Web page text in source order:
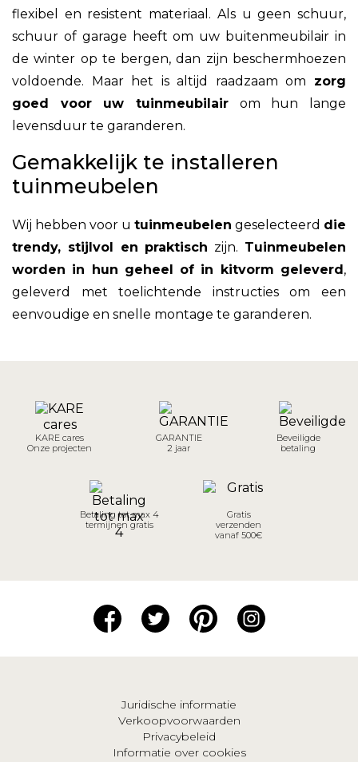
flexibel en resistent materiaal. Als u geen schuur,
schuur of garage heeft om uw buitenmeubilair in
de winter op te bergen, dan zijn beschermhoezen
voldoende. Maar het is altijd raadzaam om zorg
goed voor uw tuinmeubilair om hun lange
levensduur te garanderen.
Gemakkelijk te installeren
tuinmeubelen
Wij hebben voor u tuinmeubelen geselecteerd die
trendy, stijlvol en praktisch zijn. Tuinmeubelen
worden in hun geheel of in kitvorm geleverd,
geleverd met toelichtende instructies om een
eenvoudige en snelle montage te garanderen.
KARE cares
Onze projecten
GARANTIE
2 jaar
Beveiligde
betaling
Betaling tot max 4
termijnen gratis
Gratis
verzenden
vanaf 500€
Juridische informatie
Verkoopvoorwaarden
Privacybeleid
Informatie over cookies